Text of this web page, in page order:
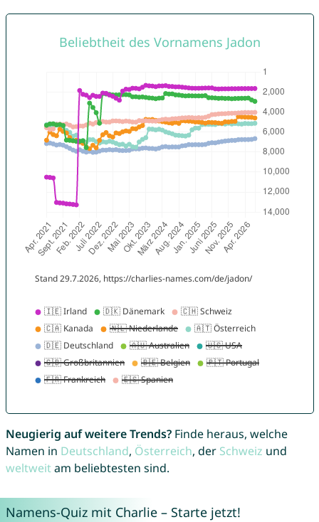
Neugierig auf weitere Trends?Finde heraus, welche
Namen in Deutschland, Österreich, der Schweiz und
weltweitam beliebtesten sind.
Namens-Quiz mit Charlie – Starte jetzt!